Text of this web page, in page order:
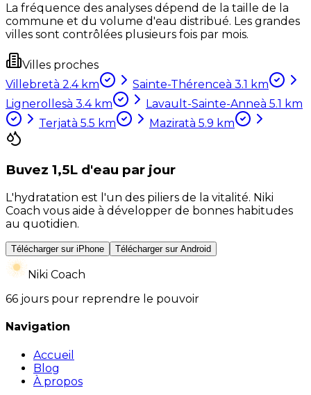
La fréquence des analyses dépend de la taille de la
commune et du volume d'eau distribué. Les grandes
villes sont contrôlées plusieurs fois par mois.
Villes proches
Villebretà 2.4km Sainte-Thérenceà 3.1 km
Lignerollesà 3.4km Lavault-Sainte-Anneà 5.1 km
Terjatà 5.5 km Maziratà 5.9 km
Buvez 1,5L d'eau par jour
L'hydratation est l'un des piliers de la vitalité. Niki
Coach vous aide à développer de bonnes habitudes
au quotidien.
Télécharger sur iPhone Télécharger sur Android
Niki Coach
66 jours pour reprendre le pouvoir
Navigation
Accueil
Blog
À propos